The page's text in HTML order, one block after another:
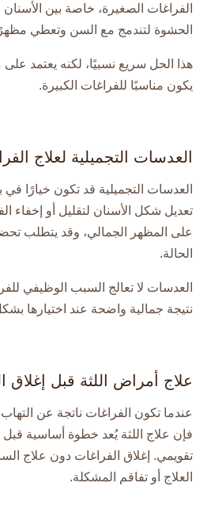
الفراغات الصغيرة، خاصة بين الأسنان
الحشوة لتندمج مع السن وتعطي
هذا الحل سريع نسبيًا، لكنه يعتمد على
يكون مناسبًا للفراغات الكبيرة.
العدسات التجميلية لعلاج
العدسات التجميلية قد تكون خيارًا
تعديل شكل الأسنان لتقليل أو إخفاء
على المظهر الجمالي، وقد يتطلب
الحالة.
العدسات لا تعالج السبب الوظيفي
نتيجة جمالية واضحة عند اختيارها
علاج أمراض اللثة قبل إغلاق
عندما تكون الفراغات ناتجة عن
فإن علاج اللثة يُعد خطوة أساسية قبل
تقويمي. إغلاق الفراغات دون علاج
العلاج أو تفاقم المشكلة.